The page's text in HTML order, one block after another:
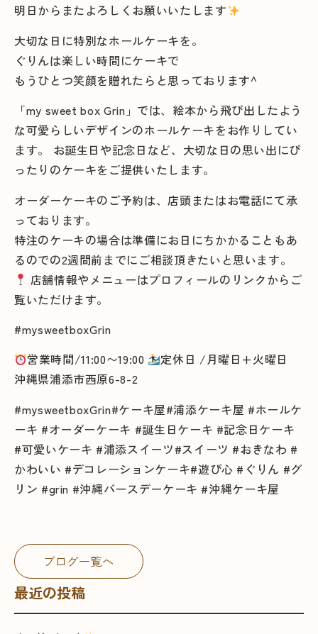
最近の投稿
明日からまたよろしくお願いいたします
大切な日に特別なホールケーキを。
ぐりんは楽しい時間にケーキで
もうひとつ笑顔を贈れたらと思っております^
「my sweet box Grin」では、絵本から飛び出したよう
な可愛らしいデザインのホールケーキをお作りしてい
ます。 お誕生日や記念日など、大切な日の思い出にぴ
ったりのケーキをご提供いたします。
オーダーケーキのご予約は、店頭またはお電話にて承
っております。
特注のケーキの場合は準備にお日にちかかることもあ
るのでの2週間前までにご相談頂きたいと思います。
店舗情報やメニューはプロフィールのリンクからご
覧いただけます。
#mysweetboxGrin
営業時間/11:00〜19:00
定休日 /月曜日+火曜日
沖縄県浦添市西原6-8-2
#mysweetboxGrin#ケーキ屋#浦添ケーキ屋 #ホールケ
ーキ #オーダーケーキ #誕生日ケーキ #記念日ケーキ
#可愛いケーキ #浦添スイーツ#スイーツ #おきなわ #
かわいい #デコレーションケーキ#遊び心 #ぐりん #グ
リン #grin #沖縄バースデーケーキ #沖縄ケーキ屋
ブログ一覧へ